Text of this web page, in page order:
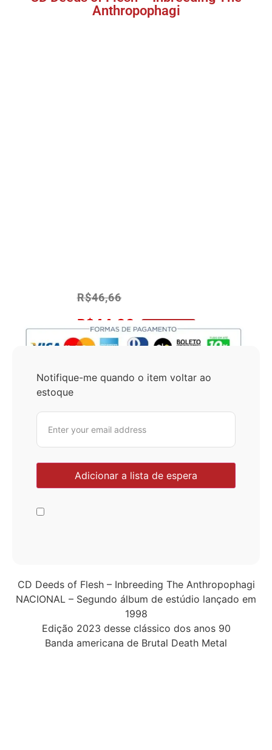
Anthropophagi
R$46,66
R$44,33 No Pix 5% OFF
Notifique-me quando o item voltar ao
estoque
CD Deeds of Flesh – Inbreeding The Anthropophagi
NACIONAL – Segundo álbum de estúdio lançado em
1998
Edição 2023 desse clássico dos anos 90
Banda americana de Brutal Death Metal